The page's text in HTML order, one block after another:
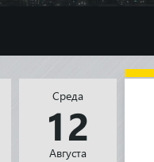
Среда
12
Августа